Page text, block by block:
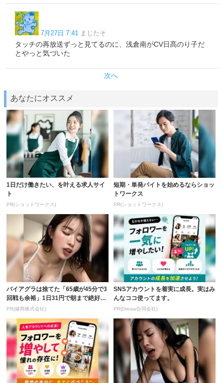
7月27日 7:41 まじたそ
タッチの再放送ずっと見てるのに、浅倉南がCV日髙のり子だ
とやっと気づいた
次へ
あなたにオススメ
1日だけ働きたい、を叶える求人サイ
ト
PR(ショットワークス)
短期・単発バイトを始めるならショッ
トワークス
PR(ショットワークス)
バイアグラは捨てた「65歳が45分で3
回戦も余裕」1日31円で朝まで絶好
調！
PR(健商株式会社)
SNSアカウントを着実に成長。実はみ
んなココ使ってます。
PR(Dreaw合同会社)